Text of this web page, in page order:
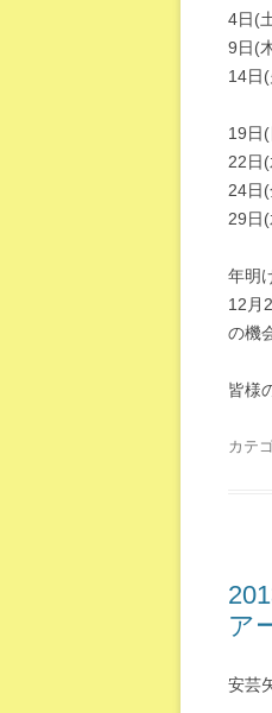
4日(
9日(
14日
19
22
24
29
年明
12月
の機
皆様
カテ
ア
安芸